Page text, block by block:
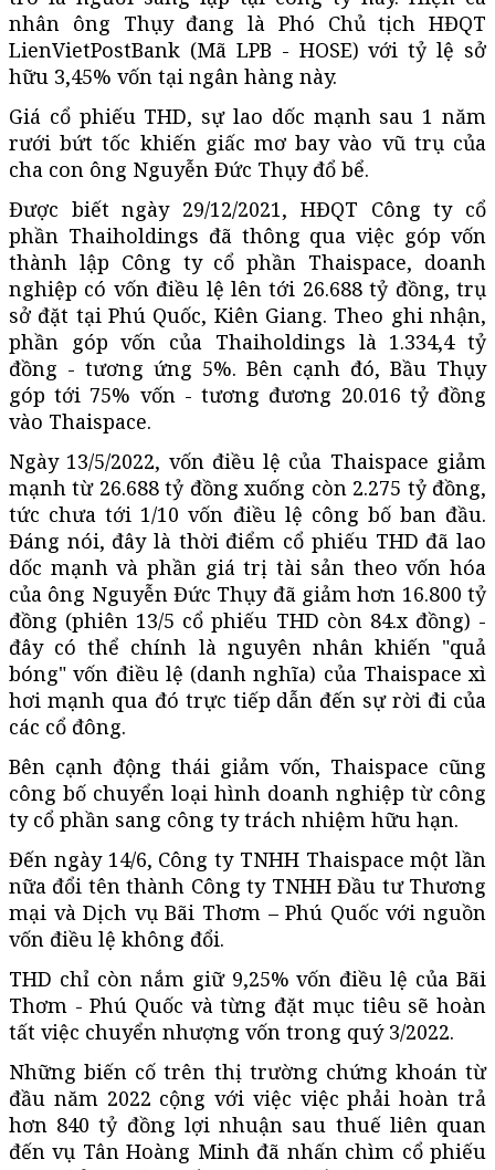
nhân ông Thụy đang là Phó Chủ tịch HĐQT
LienVietPostBank (Mã LPB - HOSE) với tỷ lệ sở
hữu 3,45% vốn tại ngân hàng này.
Giá cổ phiếu THD, sự lao dốc mạnh sau 1 năm
rưới bứt tốc khiến giấc mơ bay vào vũ trụ của
cha con ông Nguyễn Đức Thụy đổ bể.
Được biết ngày 29/12/2021, HĐQT Công ty cổ
phần Thaiholdings đã thông qua việc góp vốn
thành lập Công ty cổ phần Thaispace, doanh
nghiệp có vốn điều lệ lên tới 26.688 tỷ đồng, trụ
sở đặt tại Phú Quốc, Kiên Giang. Theo ghi nhận,
phần góp vốn của Thaiholdings là 1.334,4 tỷ
đồng - tương ứng 5%. Bên cạnh đó, Bầu Thụy
góp tới 75% vốn - tương đương 20.016 tỷ đồng
vào Thaispace.
Ngày 13/5/2022, vốn điều lệ của Thaispace giảm
mạnh từ 26.688 tỷ đồng xuống còn 2.275 tỷ đồng,
tức chưa tới 1/10 vốn điều lệ công bố ban đầu.
Đáng nói, đây là thời điểm cổ phiếu THD đã lao
dốc mạnh và phần giá trị tài sản theo vốn hóa
của ông Nguyễn Đức Thụy đã giảm hơn 16.800 tỷ
đồng (phiên 13/5 cổ phiếu THD còn 84.x đồng) -
đây có thể chính là nguyên nhân khiến "quả
bóng" vốn điều lệ (danh nghĩa) của Thaispace xì
hơi mạnh qua đó trực tiếp dẫn đến sự rời đi của
các cổ đông.
Bên cạnh động thái giảm vốn, Thaispace cũng
công bố chuyển loại hình doanh nghiệp từ công
ty cổ phần sang công ty trách nhiệm hữu hạn.
Đến ngày 14/6, Công ty TNHH Thaispace một lần
nữa đổi tên thành Công ty TNHH Đầu tư Thương
mại và Dịch vụ Bãi Thơm – Phú Quốc với nguồn
vốn điều lệ không đổi.
THD chỉ còn nắm giữ 9,25% vốn điều lệ của Bãi
Thơm - Phú Quốc và từng đặt mục tiêu sẽ hoàn
tất việc chuyển nhượng vốn trong quý 3/2022.
Những biến cố trên thị trường chứng khoán từ
đầu năm 2022 cộng với việc việc phải hoàn trả
hơn 840 tỷ đồng lợi nhuận sau thuế liên quan
đến vụ Tân Hoàng Minh đã nhấn chìm cổ phiếu